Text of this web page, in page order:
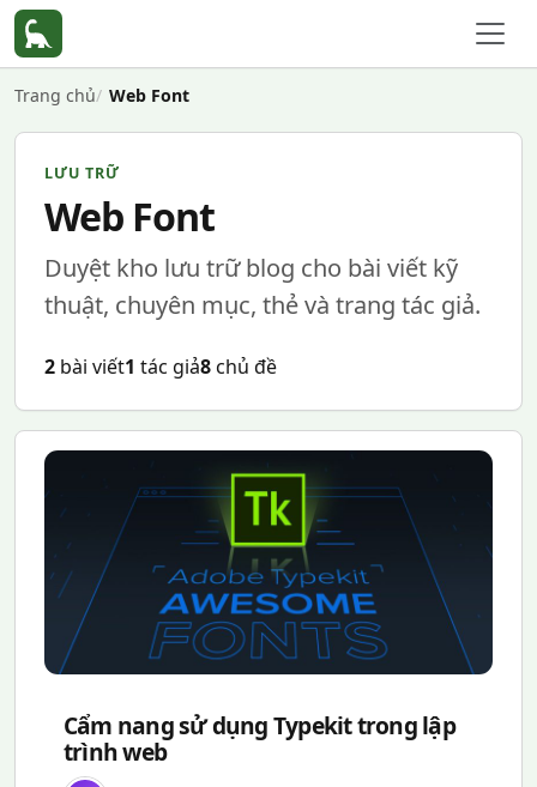
Trang chủ Web Font
LƯU TRỮ
Web Font
Duyệt kho lưu trữ blog cho bài viết kỹ
thuật, chuyên mục, thẻ và trang tác giả.
2 bài viết1 tác giả8chủ đề
Cẩm nang sử dụng Typekit trong lập
trình web